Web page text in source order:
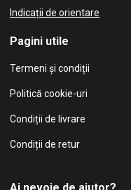
Indicații de orientare
Pagini utile
Termeni și condiții
Politică cookie-uri
Condiții de livrare
Condiții de retur
Ai nevoie de ajutor?